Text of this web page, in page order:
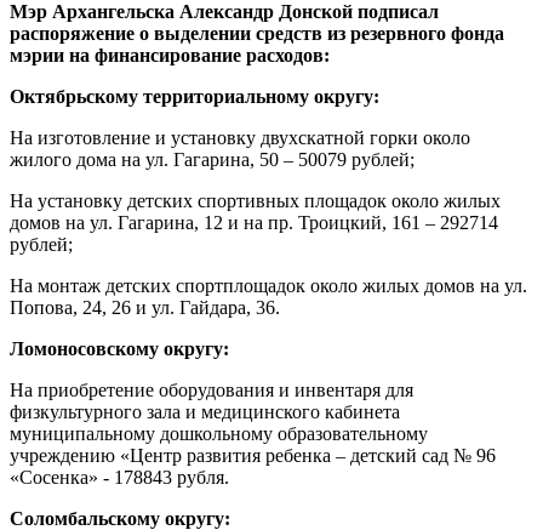
Мэр Архангельска Александр Донской подписал
распоряжение о выделении средств из резервного фонда
мэрии на финансирование расходов:
Октябрьскому территориальному округу:
На изготовление и установку двухскатной горки около
жилого дома на ул. Гагарина, 50 – 50079 рублей;
На установку детских спортивных площадок около жилых
домов на ул. Гагарина, 12 и на пр. Троицкий, 161 – 292714
рублей;
На монтаж детских спортплощадок около жилых домов на ул.
Попова, 24, 26 и ул. Гайдара, 36.
Ломоносовскому округу:
На приобретение оборудования и инвентаря для
физкультурного зала и медицинского кабинета
муниципальному дошкольному образовательному
учреждению «Центр развития ребенка – детский сад № 96
«Сосенка» - 178843 рубля.
Соломбальскому округу: